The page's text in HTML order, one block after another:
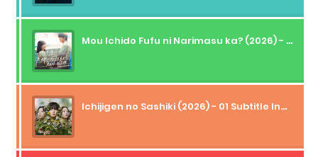
Mou Ichido Fufu ni Narimasu ka? (2026) - 01 Subtitle Indonesia
Ichijigen no Sashiki (2026) - 01 Subtitle Indonesia